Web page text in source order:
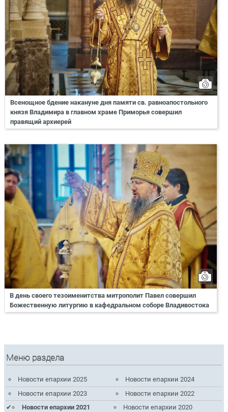
Всенощное бдение накануне дня памяти св. равноапостольного
князя Владимира в главном храме Приморья совершил
правящий архиерей
В день своего тезоименитства митрополит Павел совершил
Божественную литургию в кафедральном соборе Владивостока
Меню раздела
Новости епархии 2025
Новости епархии 2024
Новости епархии 2023
Новости епархии 2022
Новости епархии 2021
Новости епархии 2020